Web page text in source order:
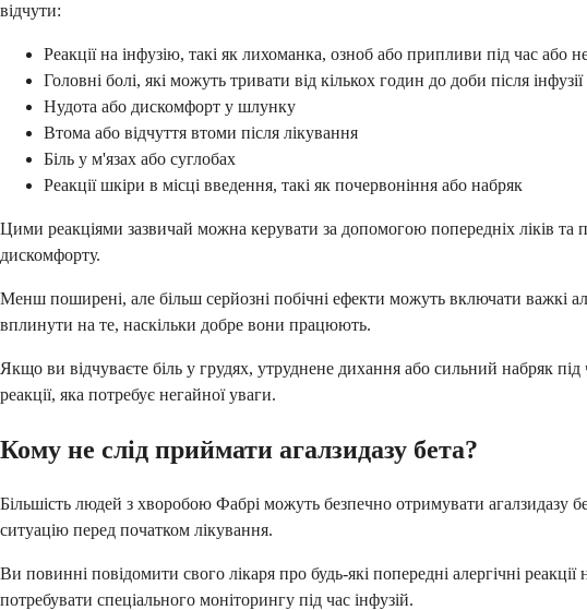
відчути:
Реакції на інфузію, такі як лихоманка, озноб або припливи під час або
Головні болі, які можуть тривати від кількох годин до доби після інфузії
Нудота або дискомфорт у шлунку
Втома або відчуття втоми після лікування
Біль у м'язах або суглобах
Реакції шкіри в місці введення, такі як почервоніння або набряк
Цими реакціями зазвичай можна керувати за допомогою попередніх ліків
дискомфорту.
Менш поширені, але більш серйозні побічні ефекти можуть включати важкі
вплинути на те, наскільки добре вони працюють.
Якщо ви відчуваєте біль у грудях, утруднене дихання або сильний набряк
реакції, яка потребує негайної уваги.
Кому не слід приймати агалзидазу бета?
Більшість людей з хворобою Фабрі можуть безпечно отримувати агалзидазу
ситуацію перед початком лікування.
Ви повинні повідомити свого лікаря про будь-які попередні алергічні
потребувати спеціального моніторингу під час інфузій.